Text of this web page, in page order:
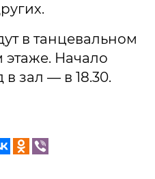
в танцевальном
этаже. Начало
в зал — в 18.30.